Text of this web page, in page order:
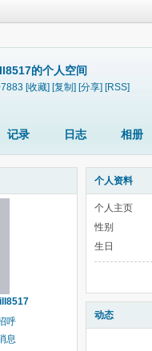
的个人空间
[收藏] [复制] [分享] [RSS]
记录 日志 相册
呼
息
个人资料
个人主页
性别
生日
动态